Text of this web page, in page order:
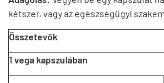
kétszer, vagy az egészségügyi
Összetevők
1 vega kapszulában